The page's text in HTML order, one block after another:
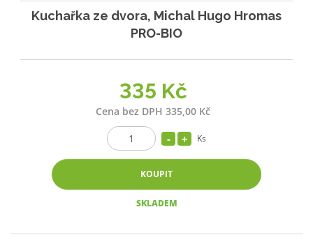
Kuchařka ze dvora, Michal Hugo Hromas
PRO-BIO
335 Kč
Cena bez DPH 335,00 Kč
Ks
KOUPIT
SKLADEM